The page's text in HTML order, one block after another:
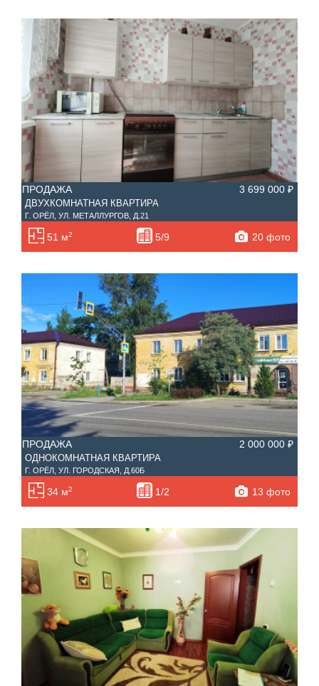
ПРОДАЖА 3 699 000 ₽
ДВУХКОМНАТНАЯ КВАРТИРА
Г. ОРЁЛ, УЛ. МЕТАЛЛУРГОВ, Д.21
51 м2 5/9 20 фото
ПРОДАЖА 2 000 000 ₽
ОДНОКОМНАТНАЯ КВАРТИРА
Г. ОРЁЛ, УЛ. ГОРОДСКАЯ, Д.60Б
34 м2 1/2 13 фото